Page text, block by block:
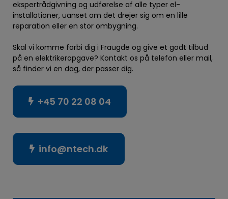
ekspertrådgivning og udførelse af alle typer el-
installationer, uanset om det drejer sig om en lille
reparation eller en stor ombygning.
Skal vi komme forbi dig i Fraugde og give et godt tilbud
på en elektrikeropgave? Kontakt os på telefon eller mail,
så finder vi en dag, der passer dig.
+45 70 22 08 04
info@ntech.dk